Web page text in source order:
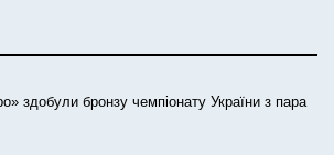
здобули бронзу чемпіонату України з пара